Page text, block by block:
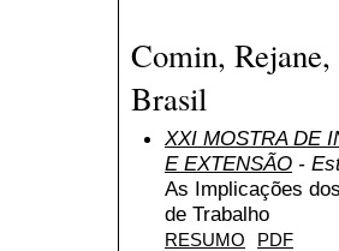
Comin,
Brasil
XXI MOSTRA DE
E EXTENSÃO -
As Implicações
de Trabalho
RESUMO PDF